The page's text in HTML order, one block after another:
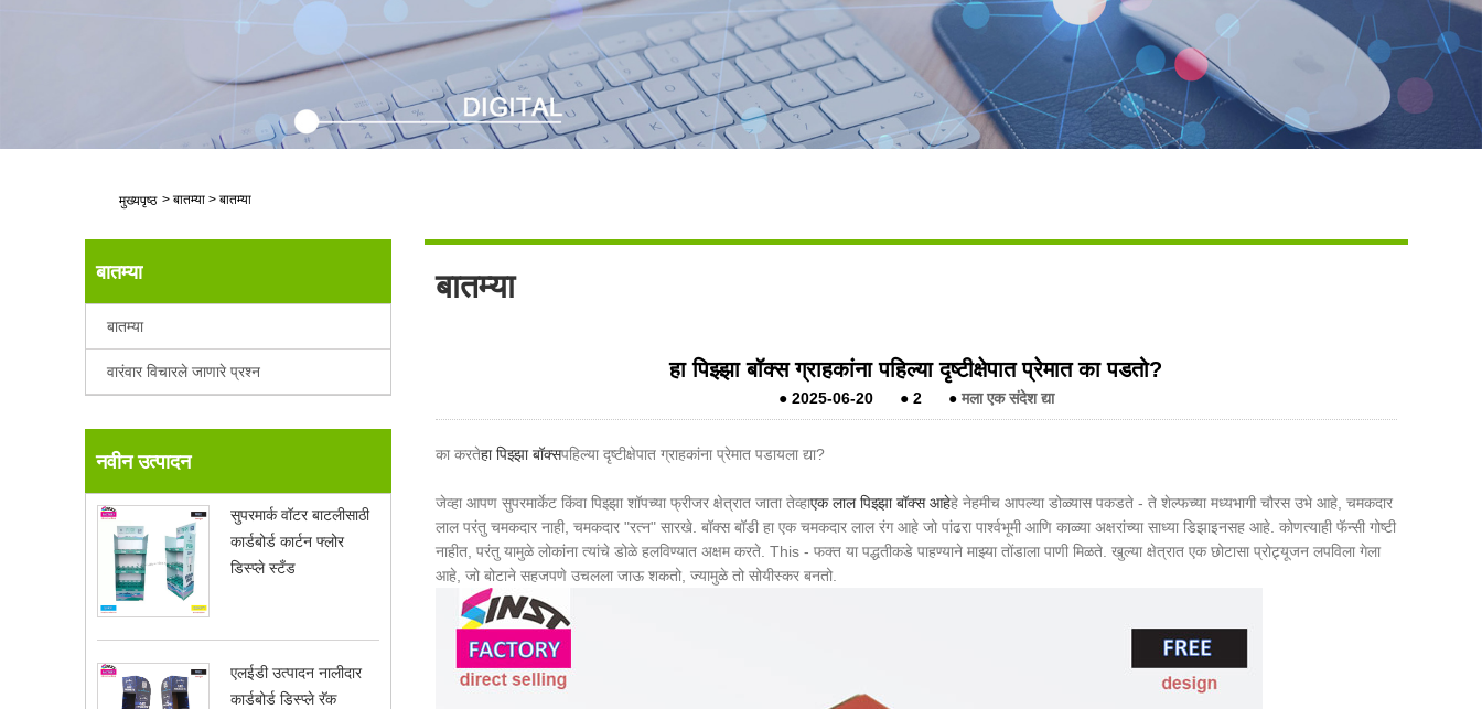
मुख्यपृष्ठ > बातम्या > बातम्या
बातम्या
बातम्या
वारंवार विचारले जाणारे प्रश्न
नवीन उत्पादन
सुपरमार्क वॉटर बाटलीसाठी
कार्डबोर्ड कार्टन फ्लोर
डिस्प्ले स्टँड
एलईडी उत्पादन नालीदार
कार्डबोर्ड डिस्प्ले रॅक
बातम्या
हा पिझ्झा बॉक्स ग्राहकांना पहिल्या दृष्टीक्षेपात प्रेमात का पडतो?
● 2025-06-20 ● 2 ● मला एक संदेश द्या
का करतेहा पिझ्झा बॉक्सपहिल्या दृष्टीक्षेपात ग्राहकांना प्रेमात पडायला द्या?
जेव्हा आपण सुपरमार्केट किंवा पिझ्झा शॉपच्या फ्रीजर क्षेत्रात जाता तेव्हाएक लाल पिझ्झा बॉक्स आहेहे नेहमीच आपल्या डोळ्यास पकडते - ते शेल्फच्या मध्यभागी चौरस उभे आहे, चमकदार
लाल परंतु चमकदार नाही, चमकदार "रत्न" सारखे. बॉक्स बॉडी हा एक चमकदार लाल रंग आहे जो पांढरा पार्श्वभूमी आणि काळ्या अक्षरांच्या साध्या डिझाइनसह आहे. कोणत्याही फॅन्सी गोष्टी
नाहीत, परंतु यामुळे लोकांना त्यांचे डोळे हलविण्यात अक्षम करते. This - फक्त या पद्धतीकडे पाहण्याने माझ्या तोंडाला पाणी मिळते. खुल्या क्षेत्रात एक छोटासा प्रोट्र्यूजन लपविला गेला
आहे, जो बोटाने सहजपणे उचलला जाऊ शकतो, ज्यामुळे तो सोयीस्कर बनतो.